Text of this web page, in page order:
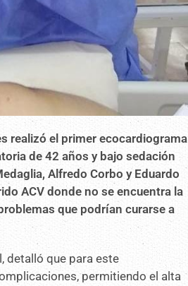
realizó el primer ecocardiograma
de 42 años y bajo sedación
Alfredo Corbo y Eduardo
ACV donde no se encuentra la
que podrían curarse a
detalló que para este
permitiendo el alta